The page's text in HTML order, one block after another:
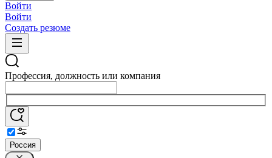
Войти
Войти
Создать резюме
Профессия, должность или компания
Россия